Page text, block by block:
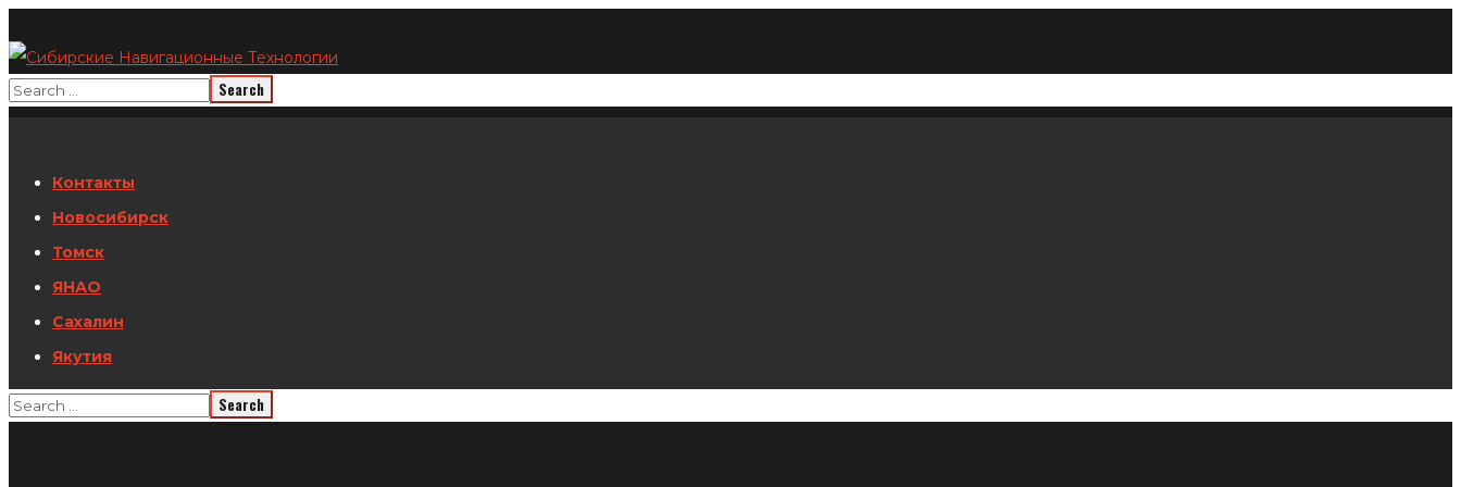
Контакты
Новосибирск
Томск
ЯНАО
Сахалин
Якутия